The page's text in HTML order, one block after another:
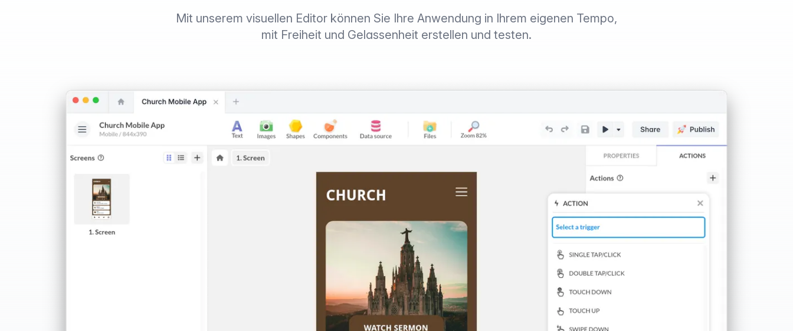
Mit unserem visuellen Editor können Sie Ihre Anwendung in Ihrem eigenen Tempo,
mit Freiheit und Gelassenheit erstellen und testen.